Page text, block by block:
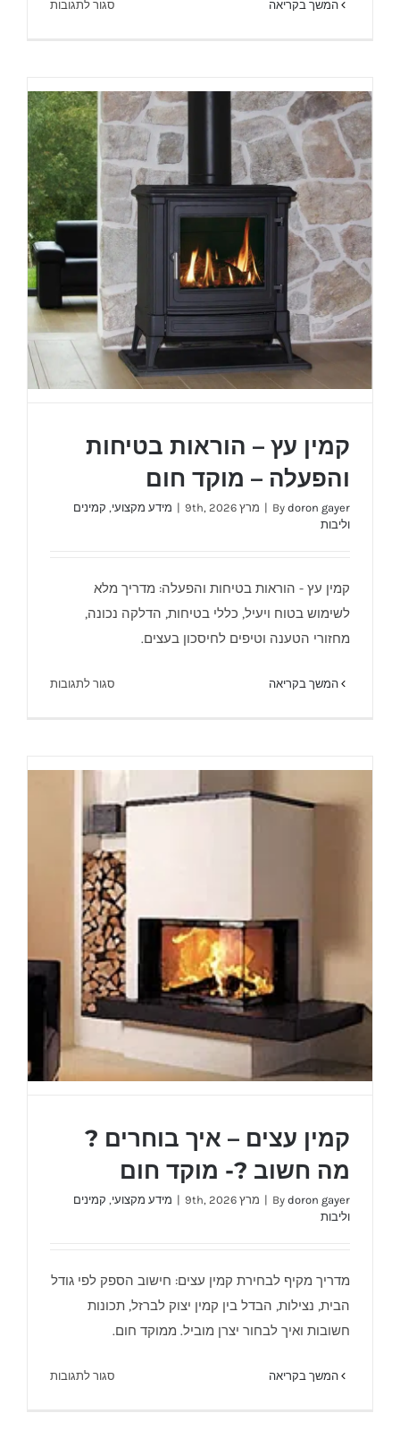
המשך בקריאה סגור לתגובותעל
–
המדריך
המלא
2025
קמין עץ – הוראות בטיחות והפעלה – מוקד חום
קמין עץ – הוראות בטיחות
והפעלה – מוקד חום
By doron gayer
| מרץ 9th, 2026 | מידע מקצועי, קמינים
וליבות
קמין עץ - הוראות בטיחות והפעלה: מדריך מלא
לשימוש בטוח ויעיל, כללי בטיחות, הדלקה נכונה,
מחזורי הטענה וטיפים לחיסכון בעצים.
המשך בקריאה סגור לתגובותעל
הוראות
קמין עצים – איך בוחרים ? מה חשוב ?- מוקד
חום
קמין עצים – איך בוחרים ?
מה חשוב ?- מוקד חום
By doron gayer
| מרץ 9th, 2026 | מידע מקצועי, קמינים
וליבות
מדריך מקיף לבחירת קמין עצים: חישוב הספק לפי גודל
הבית, נצילות, הבדל בין קמין יצוק לברזל, תכונות
חשובות ואיך לבחור יצרן מוביל. ממוקד חום.
המשך בקריאה סגור לתגובותעל